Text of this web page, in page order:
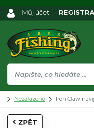
Můj účet
Nezařazeno Iron Claw
ZPĚT